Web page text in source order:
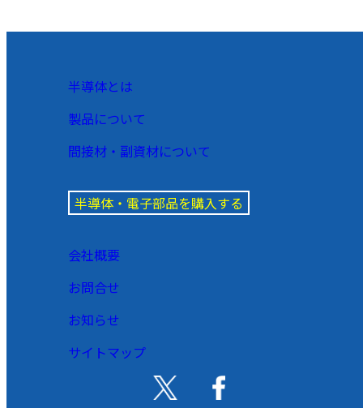
半導体とは
製品について
間接材・副資材について
半導体・電子部品を購入する
会社概要
お問合せ
お知らせ
サイトマップ